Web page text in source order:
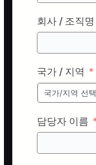
회사 / 조직명
국가 / 지역
국가/지역 선택
담당자 이름